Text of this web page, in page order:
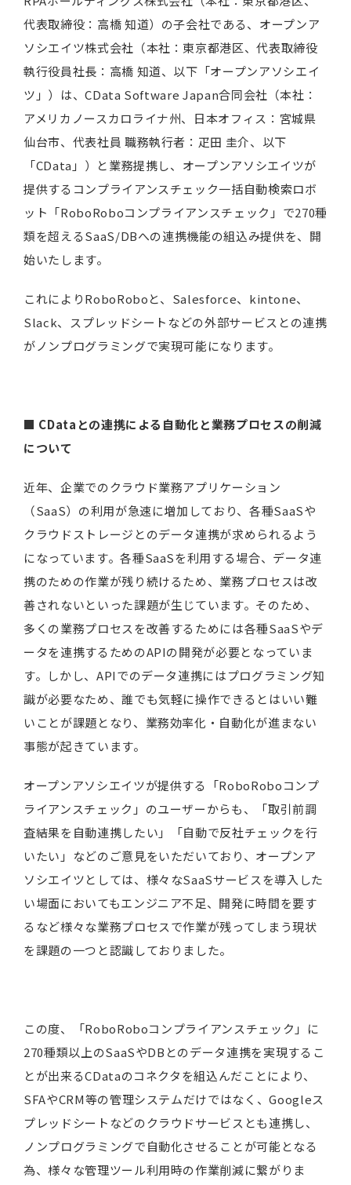
代表取締役：高橋 知道）の子会社である、オープンア
ソシエイツ株式会社（本社：東京都港区、代表取締役
執行役員社長：高橋 知道、以下「オープンアソシエイ
ツ」）は、CData Software Japan合同会社（本社：
アメリカノースカロライナ州、日本オフィス：宮城県
仙台市、代表社員 職務執行者：疋田 圭介、以下
「CData」）と業務提携し、オープンアソシエイツが
提供するコンプライアンスチェック一括自動検索ロボ
ット「RoboRoboコンプライアンスチェック」で270種
類を超えるSaaS/DBへの連携機能の組込み提供を、開
始いたします。
これによりRoboRoboと、Salesforce、kintone、
Slack、スプレッドシートなどの外部サービスとの連携
がノンプログラミングで実現可能になります。
■ CDataとの連携による自動化と業務プロセスの削減
について
近年、企業でのクラウド業務アプリケーション
（SaaS）の利用が急速に増加しており、各種SaaSや
クラウドストレージとのデータ連携が求められるよう
になっています。各種SaaSを利用する場合、データ連
携のための作業が残り続けるため、業務プロセスは改
善されないといった課題が生じています。そのため、
多くの業務プロセスを改善するためには各種SaaSやデ
ータを連携するためのAPIの開発が必要となっていま
す。しかし、APIでのデータ連携にはプログラミング知
識が必要なため、誰でも気軽に操作できるとはいい難
いことが課題となり、業務効率化・自動化が進まない
事態が起きています。
オープンアソシエイツが提供する「RoboRoboコンプ
ライアンスチェック」のユーザーからも、「取引前調
査結果を自動連携したい」「自動で反社チェックを行
いたい」などのご意見をいただいており、オープンア
ソシエイツとしては、様々なSaaSサービスを導入した
い場面においてもエンジニア不足、開発に時間を要す
るなど様々な業務プロセスで作業が残ってしまう現状
を課題の一つと認識しておりました。
この度、「RoboRoboコンプライアンスチェック」に
270種類以上のSaaSやDBとのデータ連携を実現するこ
とが出来るCDataのコネクタを組込んだことにより、
SFAやCRM等の管理システムだけではなく、Googleス
プレッドシートなどのクラウドサービスとも連携し、
ノンプログラミングで自動化させることが可能となる
為、様々な管理ツール利用時の作業削減に繋がりま